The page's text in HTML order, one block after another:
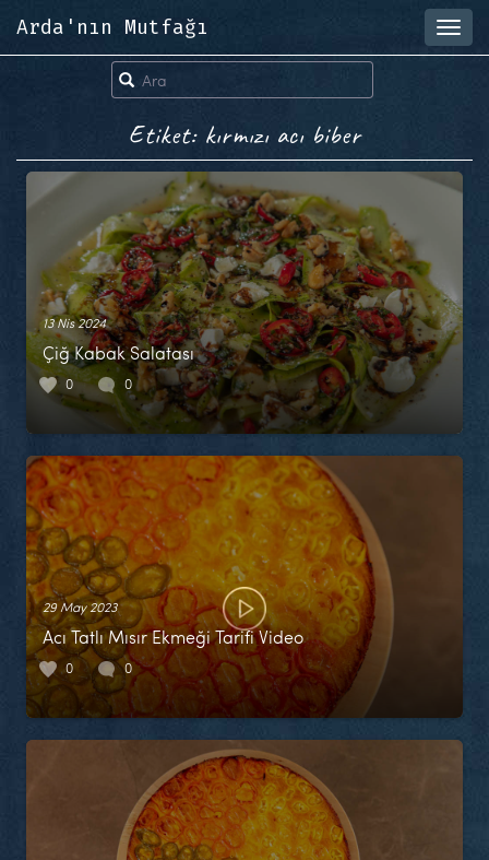
Arda'nın Mutfağı
Etiket: kırmızı acı biber
13 Nis 2024
Çiğ Kabak Salatası
0 0
29 May 2023
Acı Tatlı Mısır Ekmeği Tarifi Video
0 0